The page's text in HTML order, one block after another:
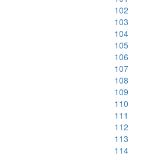
102
103
104
105
106
107
108
109
110
111
112
113
114